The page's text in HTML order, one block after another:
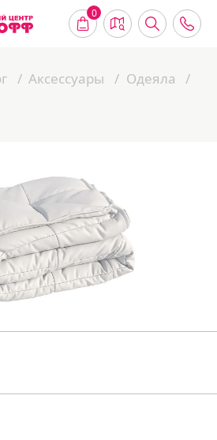
0
Аксессуары
Одеяла